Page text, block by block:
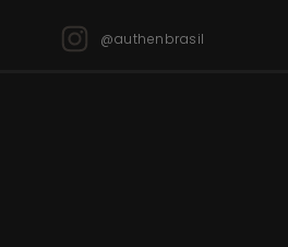
@authenbrasil